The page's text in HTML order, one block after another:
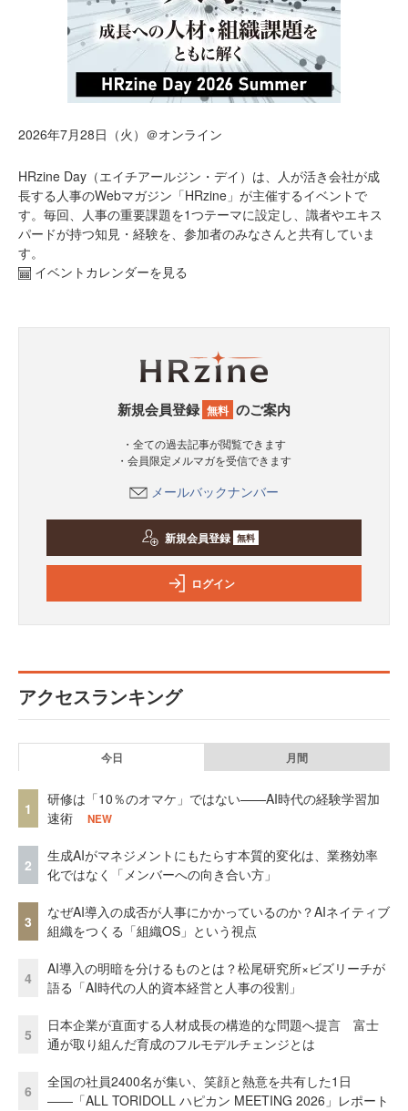
2026年7月28日（火）＠オンライン
HRzine Day（エイチアールジン・デイ）は、人が活き会社が成
長する人事のWebマガジン「HRzine」が主催するイベントで
す。毎回、人事の重要課題を1つテーマに設定し、識者やエキス
パードが持つ知見・経験を、参加者のみなさんと共有していま
す。
イベントカレンダーを見る
新規会員登録 無料 のご案内
・全ての過去記事が閲覧できます
・会員限定メルマガを受信できます
メールバックナンバー
新規会員登録 無料
ログイン
アクセスランキング
今日 月間
1
研修は「10％のオマケ」ではない——AI時代の経験学習加
速術
NEW
2
生成AIがマネジメントにもたらす本質的変化は、業務効率
化ではなく「メンバーへの向き合い方」
3
なぜAI導入の成否が人事にかかっているのか？AIネイティブ
組織をつくる「組織OS」という視点
4
AI導入の明暗を分けるものとは？松尾研究所×ビズリーチが
語る「AI時代の人的資本経営と人事の役割」
5
日本企業が直面する人材成長の構造的な問題へ提言 富士
通が取り組んだ育成のフルモデルチェンジとは
6
全国の社員2400名が集い、笑顔と熱意を共有した1日
――「ALL TORIDOLL ハピカン MEETING 2026」レポート